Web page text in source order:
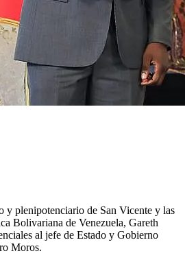
y plenipotenciario de San Vicente y las
Bolivariana de Venezuela, Gareth
al jefe de Estado y Gobierno
Moros.